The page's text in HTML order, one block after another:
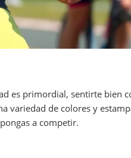
es primordial, sentirte bien
variedad de colores y
a competir.